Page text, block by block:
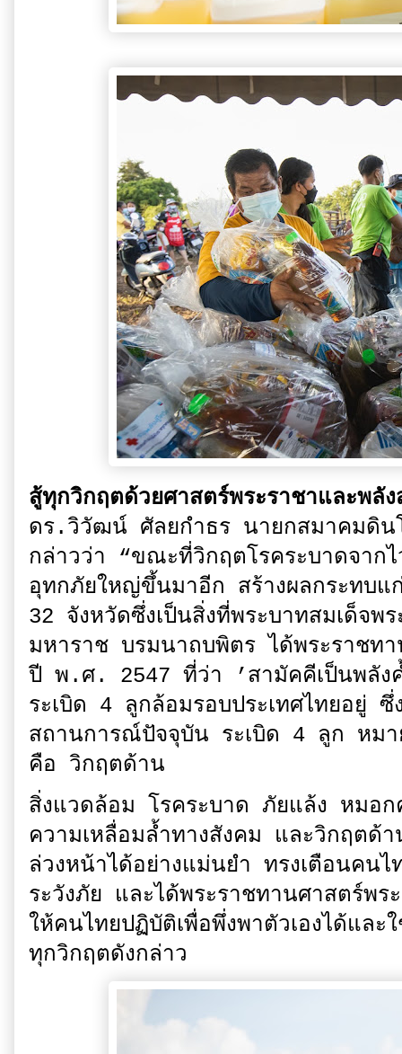
สู้ทุกวิกฤตด้วยศาสตร์พระราชาและพลั
ดร.วิวัฒน์ ศัลยกำธร นายกสมาคมดิน
กล่าวว่า “ขณะที่วิกฤตโรคระบาดจาก
อุทกภัยใหญ่ขึ้นมาอีก สร้างผลกระทบ
32 จังหวัดซึ่งเป็นสิ่งที่พระบาทสมเด็จ
มหาราช บรมนาถบพิตร ได้พระราช
ปี พ.ศ. 2547 ที่ว่า ’สามัคคีเป็นพลัง
ระเบิด 4 ลูกล้อมรอบประเทศไทยอยู่ ซึ่
สถานการณ์ปัจจุบัน ระเบิด 4 ลูก หมา
คือ วิกฤตด้าน
สิ่งแวดล้อม โรคระบาด ภัยแล้ง หมอ
ความเหลื่อมล้ำทางสังคม และวิกฤตด้
ล่วงหน้าได้อย่างแม่นยำ ทรงเตือนคนไ
ระวังภัย และได้พระราชทานศาสตร์พร
ให้คนไทยปฏิบัติเพื่อพึ่งพาตัวเองได้และ
ทุกวิกฤตดังกล่าว